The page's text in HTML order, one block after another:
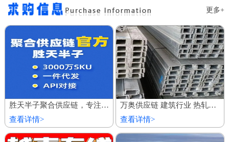
更多+
胜天半子聚合供应链，专注服务私域商城 百万厂价商品
查看详情>
万奥供应链 建筑行业 热轧镀锌槽钢 欢迎到厂参观
查看详情>